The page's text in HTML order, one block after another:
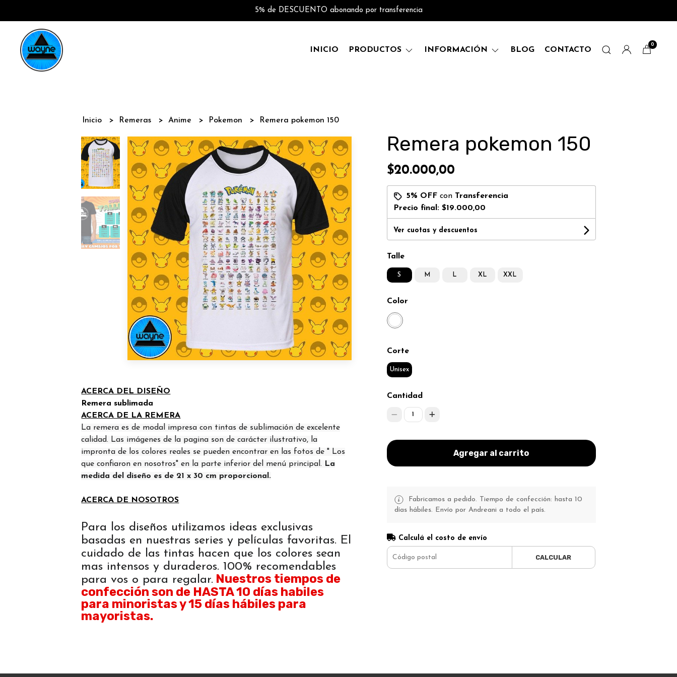
5% de DESCUENTO abonando por transferencia
INICIO PRODUCTOS INFORMACIÓN BLOG CONTACTO
0
Inicio Remeras Anime Pokemon Remera pokemon 150
ACERCA DEL DISEÑO
Remera sublimada
ACERCA DE LA REMERA
La remera es de modal impresa con tintas de sublimación de excelente
calidad. Las imágenes de la pagina son de carácter ilustrativo, la
impronta de los colores reales se pueden encontrar en las fotos de " Los
que confiaron en nosotros" en la parte inferior del menú principal. La
medida del diseño es de 21 x 30 cm proporcional.
ACERCA DE NOSOTROS
Para los diseños utilizamos ideas exclusivas
basadas en nuestras series y películas favoritas. El
cuidado de las tintas hacen que los colores sean
mas intensos y duraderos. 100% recomendables
para vos o para regalar. Nuestros tiempos de
confección son de HASTA 10 días habiles
para minoristas y 15 días hábiles para
mayoristas.
Remera pokemon 150
$20.000,00
5% OFFcon Transferencia
Precio final: $19.000,00
Ver cuotas y descuentos
Talle
S M L XL XXL
Color
Corte
Unisex
Cantidad
1
Agregar al carrito
Fabricamos a pedido. Tiempo de confección: hasta 10
días hábiles. Envío por Andreani a todo el país.
Calculá el costo de envío
CALCULAR